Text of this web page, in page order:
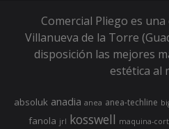
Comercial Pliego es
Villanueva de la Torre
disposición las mejores
estética al
absoluk anadia anea anea-techline
fanola jrl kosswell maquina-